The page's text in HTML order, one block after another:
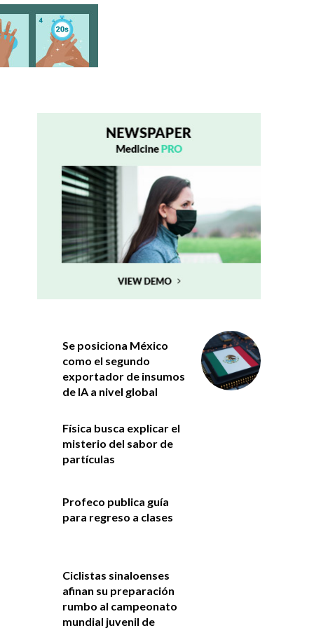
Se posiciona México
como el segundo
exportador de insumos
de IA a nivel global
Física busca explicar el
misterio del sabor de
partículas
Profeco publica guía
para regreso a clases
Ciclistas sinaloenses
afinan su preparación
rumbo al campeonato
mundial juvenil de